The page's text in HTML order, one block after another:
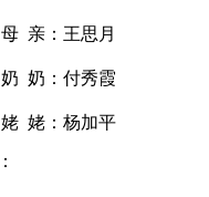
母 亲：王思月
奶：付秀霞
姥：杨加平